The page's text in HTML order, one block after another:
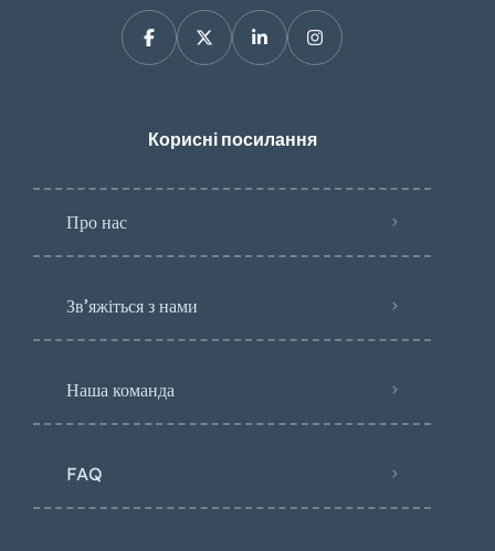
Корисні посилання
Про нас
Зв’яжіться з нами
Наша команда
FAQ